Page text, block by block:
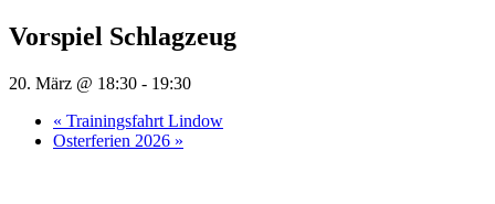
Vorspiel Schlagzeug
20. März @ 18:30 - 19:30
« Trainingsfahrt Lindow
Osterferien 2026 »